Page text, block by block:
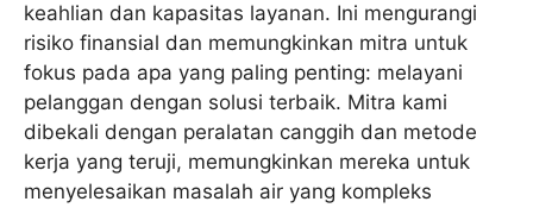
keahlian dan kapasitas layanan. Ini mengurangi
risiko finansial dan memungkinkan mitra untuk
fokus pada apa yang paling penting: melayani
pelanggan dengan solusi terbaik. Mitra kami
dibekali dengan peralatan canggih dan metode
kerja yang teruji, memungkinkan mereka untuk
menyelesaikan masalah air yang kompleks